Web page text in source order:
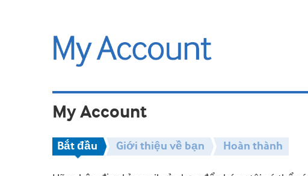
My Account
Bắt đầu Giới thiệu về bạn Hoàn thành